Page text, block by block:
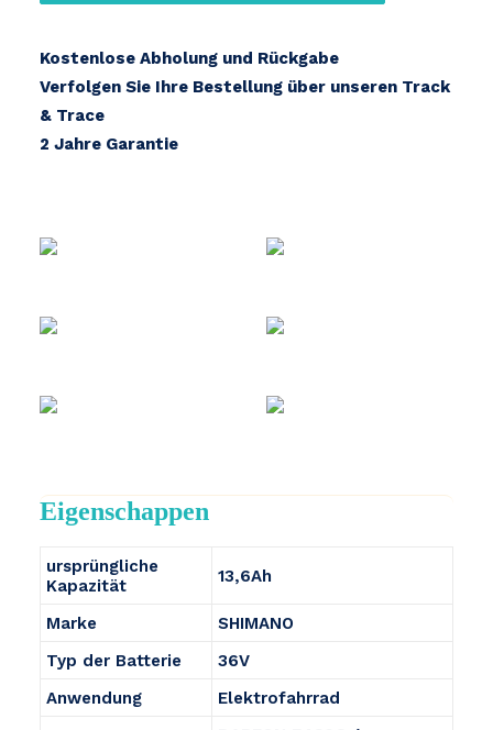
Kostenlose Abholung und Rückgabe
Verfolgen Sie Ihre Bestellung über unseren Track
& Trace
2 Jahre Garantie
Eigenschappen
ursprüngliche
Kapazität
13,6Ah
Marke
SHIMANO
Typ der Batterie
36V
Anwendung
Elektrofahrrad